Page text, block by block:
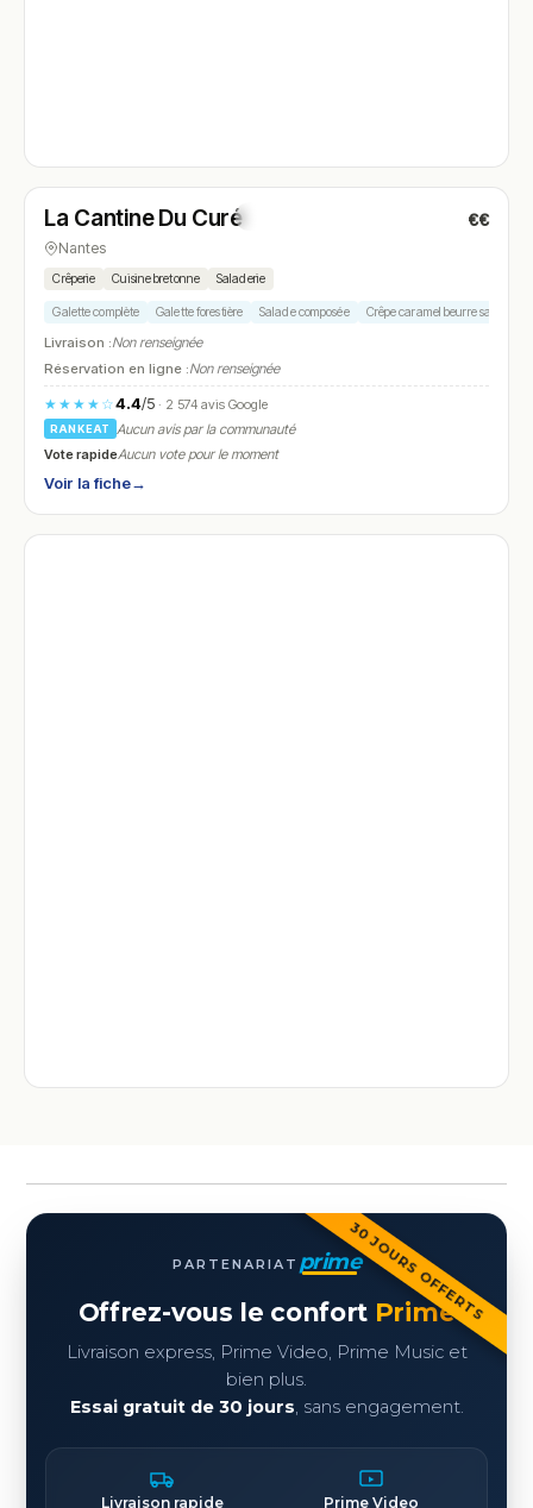
N° 4
La Cantine Du Curé €€
Nantes
Crêperie Cuisine bretonne Saladerie
Galette complète Galette forestière Salade composée Crêpe caramel beurre salé
Livraison :Non renseignée
Réservation en ligne :Non renseignée
★★★★☆4.4/5· 2 574 avis Google
RANKEAT
Aucun avis par la communauté
Vote rapideAucun vote pour le moment
Voir la fiche→
30 JOURS OFFERTS
PARTENARIAT prime
Offrez-vous le confort Prime
Livraison express, Prime Video, Prime Music et
bien plus.
Essai gratuit de 30 jours, sans engagement.
Livraison rapide Prime Video